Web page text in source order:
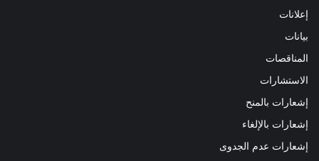
إعلانات
بيانات
المناقصات
الاستشارات
إشعارات بالمنح
إشعارات بالإلغاء
إشعارات عدم الجدوى